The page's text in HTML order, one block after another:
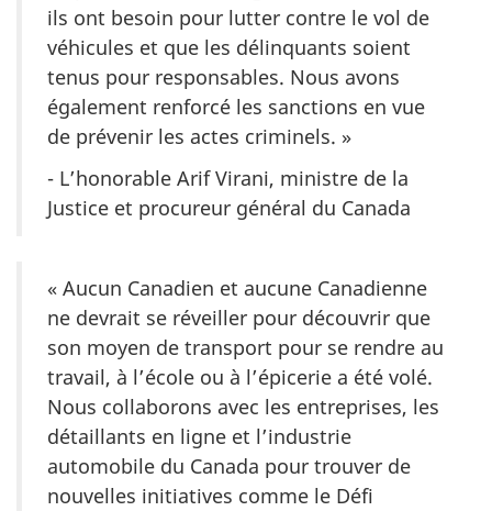
ils ont besoin pour lutter contre le vol de
véhicules et que les délinquants soient
tenus pour responsables. Nous avons
également renforcé les sanctions en vue
de prévenir les actes criminels. »
- L’honorable Arif Virani, ministre de la
Justice et procureur général du Canada
« Aucun Canadien et aucune Canadienne
ne devrait se réveiller pour découvrir que
son moyen de transport pour se rendre au
travail, à l’école ou à l’épicerie a été volé.
Nous collaborons avec les entreprises, les
détaillants en ligne et l’industrie
automobile du Canada pour trouver de
nouvelles initiatives comme le Défi